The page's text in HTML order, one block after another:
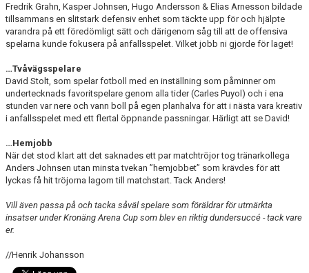
Fredrik Grahn, Kasper Johnsen, Hugo Andersson & Elias Arnesson bildade
tillsammans en slitstark defensiv enhet som täckte upp för och hjälpte
varandra på ett föredömligt sätt och därigenom såg till att de offensiva
spelarna kunde fokusera på anfallsspelet. Vilket jobb ni gjorde för laget!
…Tvåvägsspelare
David Stolt, som spelar fotboll med en inställning som påminner om
undertecknads favoritspelare genom alla tider (Carles Puyol) och i ena
stunden var nere och vann boll på egen planhalva för att i nästa vara kreativ
i anfallsspelet med ett flertal öppnande passningar. Härligt att se David!
…Hemjobb
När det stod klart att det saknades ett par matchtröjor tog tränarkollega
Anders Johnsen utan minsta tvekan ”hemjobbet” som krävdes för att
lyckas få hit tröjorna lagom till matchstart. Tack Anders!
Vill även passa på och tacka såväl spelare som föräldrar för utmärkta
insatser under Kronäng Arena Cup som blev en riktig dundersuccé - tack vare
er.
//Henrik Johansson